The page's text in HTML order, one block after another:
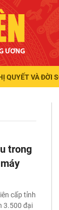
QUYẾT VÀ ĐỜI
trong
cấp tỉnh
3.500 đại